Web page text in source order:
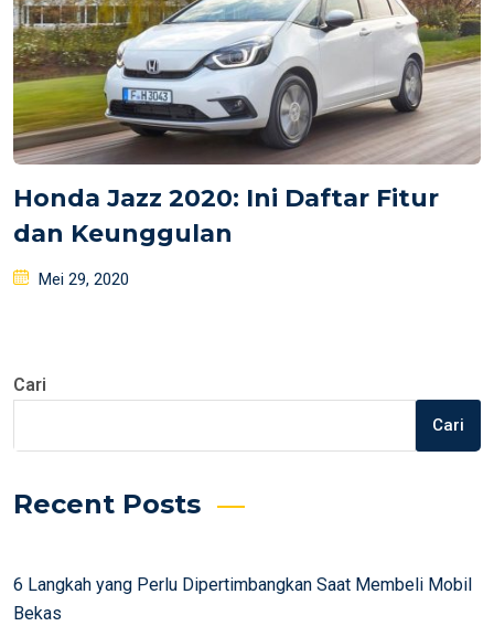
Honda Jazz 2020: Ini Daftar Fitur
dan Keunggulan
Posted
Mei 29, 2020
Cari
Cari
Recent Posts
6 Langkah yang Perlu Dipertimbangkan Saat Membeli Mobil
Bekas